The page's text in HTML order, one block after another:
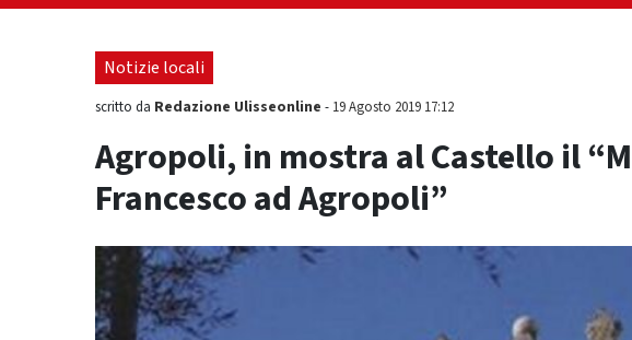
gente" -"Cava de’
Notizie locali
scritto da Redazione Ulisseonline - 19 Agosto 2019 17:12
Agropoli, in mostra al Castello il
Francesco ad Agropoli”